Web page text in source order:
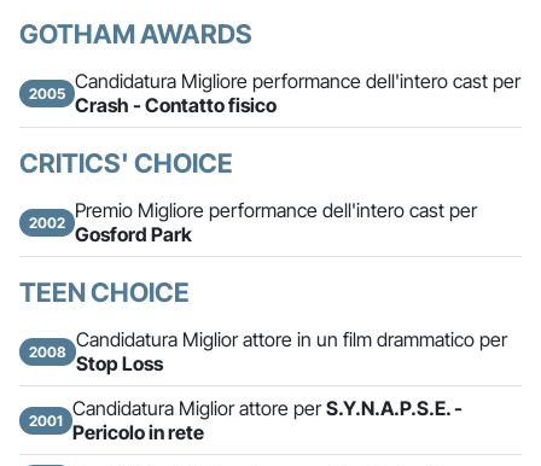
GOTHAM AWARDS
2005 Candidatura Migliore performance dell'intero cast per
Crash - Contatto fisico
CRITICS' CHOICE
2002
Premio Migliore performance dell'intero cast per
Gosford Park
TEEN CHOICE
2008 Candidatura Miglior attore in un film drammatico per
Stop Loss
2001 Candidatura Miglior attore perS.Y.N.A.P.S.E. -
Pericolo in rete